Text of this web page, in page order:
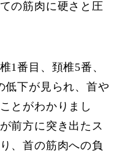
の筋肉に硬さと圧
1番目、頚椎5番、
低下が見られ、首や
とがわかりまし
前方に突き出たス
、首の筋肉への負